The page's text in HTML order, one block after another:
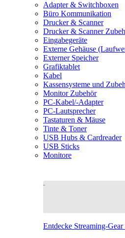
Adapter & Switchboxen
Büro Kommunikation
Drucker & Scanner
Drucker & Scanner
Eingabegeräte
Externe Gehäuse
Externer Speicher
Grafiktablet
Kabel
Kassensysteme und
Monitor Zubehör
PC-Kabel/-Adapter
PC-Lautsprecher
Tastaturen & Mäuse
Tinte & Toner
USB Hubs & Cardreader
USB Sticks
Monitore
Entdecke Streaming-